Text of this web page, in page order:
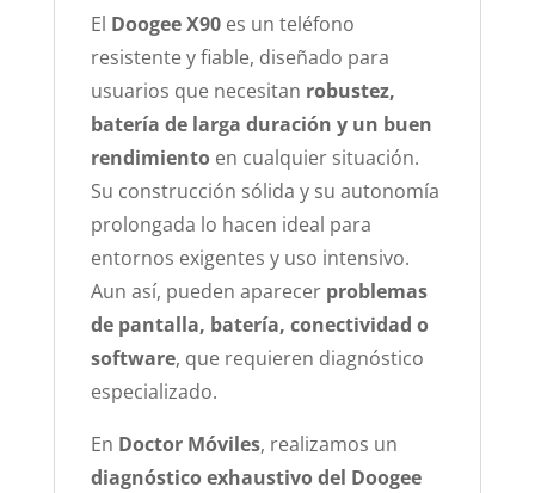
El Doogee X90es un teléfono
resistente y fiable, diseñado para
usuarios que necesitan robustez,
batería de larga duración y un buen
rendimientoen cualquier situación.
Su construcción sólida y su autonomía
prolongada lo hacen ideal para
entornos exigentes y uso intensivo.
Aun así, pueden aparecer problemas
de pantalla, batería, conectividad o
software, que requieren diagnóstico
especializado.
En Doctor Móviles, realizamos un
diagnóstico exhaustivo del Doogee